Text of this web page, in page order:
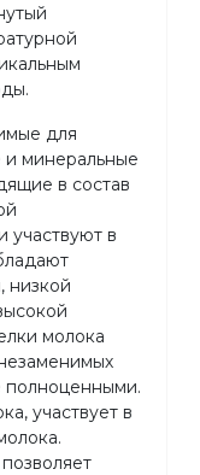
для
и минеральные
в состав
участвуют в
низкой
молока
полноценными.
участвует в